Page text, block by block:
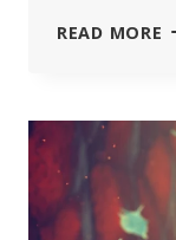
READ MORE